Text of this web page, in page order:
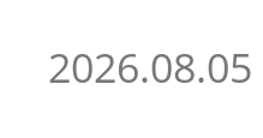
2026.08.05